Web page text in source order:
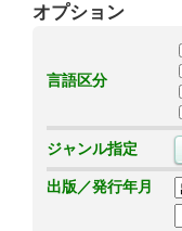
オプション
言語区分
ジャンル指定
出版／発行年月